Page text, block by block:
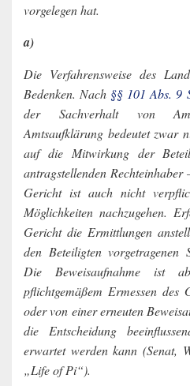
vorgelegen hat.
a)
Die Verfahrensweise des
Bedenken. Nach §§ 101 Abs. 9
der Sachverhalt von
Amtsaufklärung bedeutet zwar
auf die Mitwirkung der
antragstellenden
Gericht ist auch nicht
Möglichkeiten nachzugehen.
Gericht die Ermittlungen
den Beteiligten vorgetragenen
Die Beweisaufnahme ist
pflichtgemäßem Ermessen
oder von einer erneuten
die Entscheidung
erwartet werden kann (Senat,
„Life of Pi“).